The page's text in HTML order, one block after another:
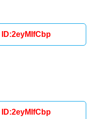
ID:2eyMIfCbp
ID:2eyMIfCbp